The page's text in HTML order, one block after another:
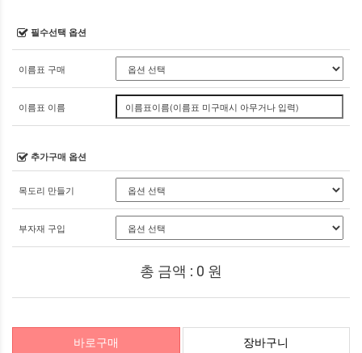
필수선택 옵션
이름표 구매
이름표 이름
추가구매 옵션
목도리 만들기
부자재 구입
총 금액 : 0 원
바로구매
장바구니